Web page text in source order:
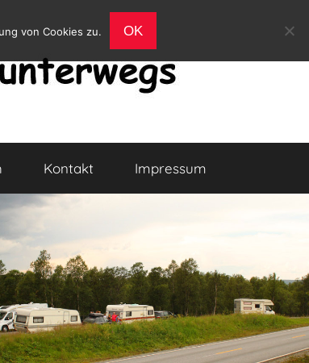
Kontakt Impressum
von Cookies zu. OK